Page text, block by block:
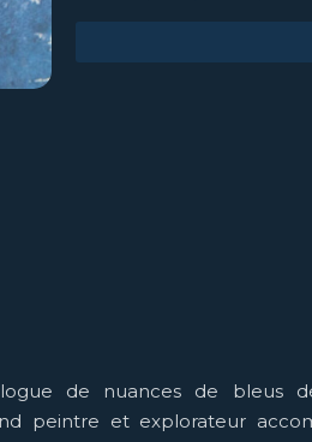
de nuances de bleus
peintre et explorateur